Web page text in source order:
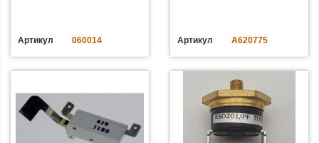
Артикул 060014 Артикул A620775